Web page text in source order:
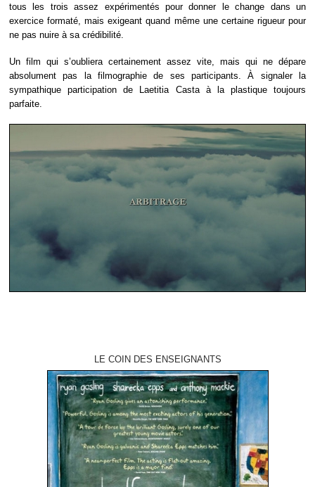
tous les trois assez expérimentés pour donner le change dans un
exercice formaté, mais exigeant quand même une certaine rigueur pour
ne pas nuire à sa crédibilité.
Un film qui s’oubliera certainement assez vite, mais qui ne dépare
absolument pas la filmographie de ses participants. À signaler la
sympathique participation de Laetitia Casta à la plastique toujours
parfaite.
LE COIN DES ENSEIGNANTS